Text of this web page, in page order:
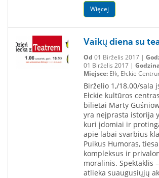
Więcej
Vaikų diena su
Od 01 Birželis 2017 |
01 Birželis 2017 |
Miejsce:Ełk, Ełckie
Birželio 1,/18.00/sala
Ełckie kultūros
bilietai Marty
yra neįprasta istorija
kuri įdomiai ir
apie labai svarbius
Puikus Humoras,
kompleksus ir
moralinis. Spektaklis
atlieka suaugusiųjų